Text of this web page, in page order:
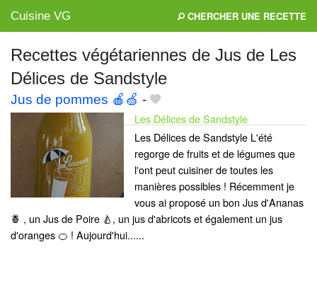
Cuisine VG CHERCHER UNE RECETTE
Recettes végétariennes de Jus de Les
Délices de Sandstyle
Jus de pommes 🍎🍏 -
Les Délices de Sandstyle
Les Délices de Sandstyle L'été
regorge de fruits et de légumes que
l'ont peut cuisiner de toutes les
manières possibles ! Récemment je
vous ai proposé un bon Jus d'Ananas
🍍 , un Jus de Poire 🍐, un jus d'abricots et également un jus
d'oranges 🍊 ! Aujourd'hui......